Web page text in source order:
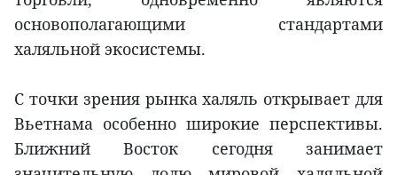
основополагающими стандартами
халяльной экосистемы.
С точки зрения рынка халяль открывает для
Вьетнама особенно широкие перспективы.
Ближний Восток сегодня занимает